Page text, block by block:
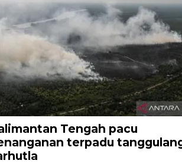
Tengah pacu
terpadu